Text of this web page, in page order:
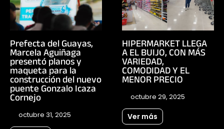
Prefecta del Guayas,
Marcela Aguiñaga
presentó planos y
maqueta para la
construcción del nuevo
puente Gonzalo Icaza
Cornejo
octubre 31, 2025
HIPERMARKET LLEGA
A EL BUIJO, CON MÁS
VARIEDAD,
COMODIDAD Y EL
MENOR PRECIO
octubre 29, 2025
Ver más